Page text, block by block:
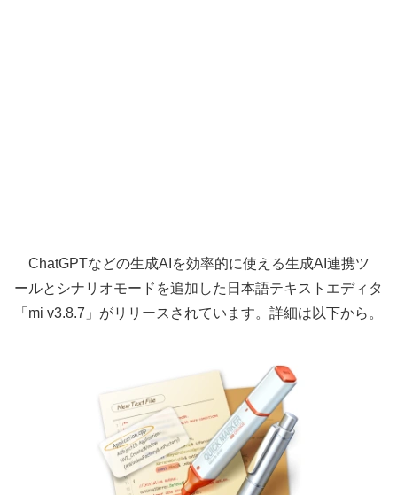
ChatGPTなどの生成AIを効率的に使える生成AI連携ツ
ールとシナリオモードを追加した日本語テキストエディタ
「mi v3.8.7」がリリースされています。詳細は以下から。